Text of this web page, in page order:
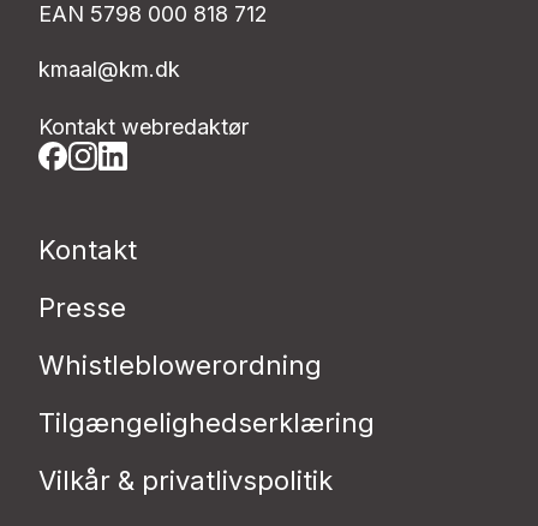
EAN 5798 000 818 712
kmaal@km.dk
Kontakt webredaktør
Kontakt
Presse
Whistleblowerordning
Tilgængelighedserklæring
Vilkår & privatlivspolitik